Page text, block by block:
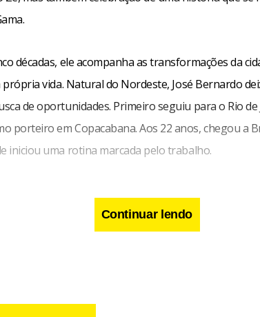
décadas, ele acompanha as transformações da
própria vida. Natural do Nordeste, José Bernardo
de oportunidades. Primeiro seguiu para o Rio
porteiro em Copacabana. Aos 22 anos, chegou a
iniciou uma rotina marcada pelo trabalho.
Continuar lendo